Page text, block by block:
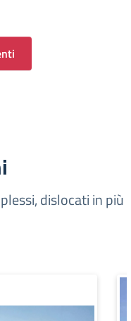
dislocati in più